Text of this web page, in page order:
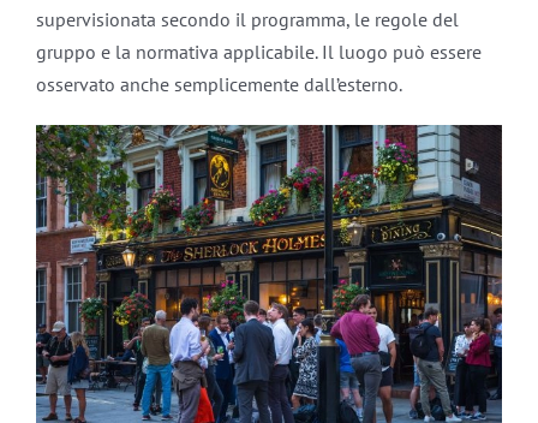
supervisionata secondo il programma, le regole del
gruppo e la normativa applicabile. Il luogo può essere
osservato anche semplicemente dall’esterno.